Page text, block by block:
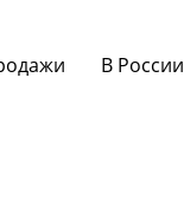
В России